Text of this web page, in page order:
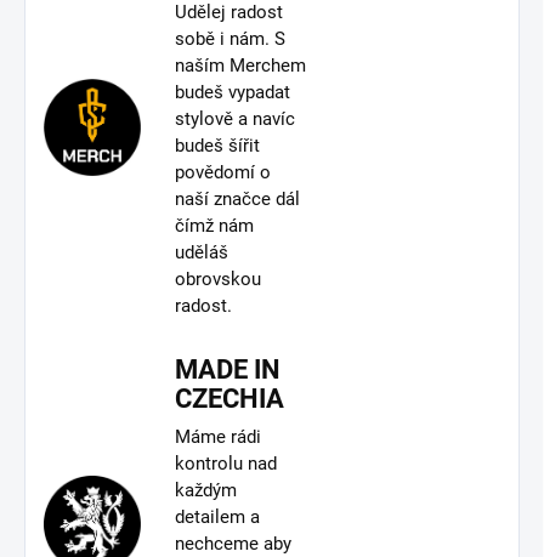
Udělej radost
sobě i nám. S
naším Merchem
budeš vypadat
stylově a navíc
budeš šířit
povědomí o
naší značce dál
čímž nám
uděláš
obrovskou
radost.
MADE IN
CZECHIA
Máme rádi
kontrolu nad
každým
detailem a
nechceme aby